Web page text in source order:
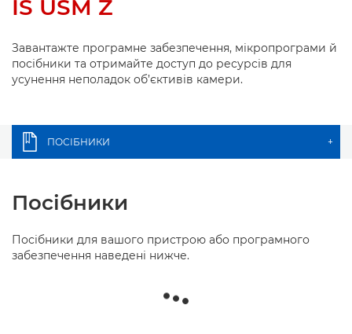
IS USM Z
Завантажте програмне забезпечення, мікропрограми й
посібники та отримайте доступ до ресурсів для
усунення неполадок об’єктивів камери.
ПОСІБНИКИ +
Посібники
Посібники для вашого пристрою або програмного
забезпечення наведені нижче.